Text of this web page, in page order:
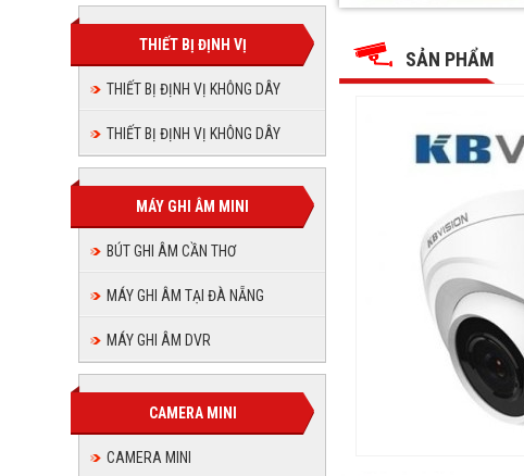
THIẾT BỊ ĐỊNH VỊ
THIẾT BỊ ĐỊNH VỊ KHÔNG DÂY
THIẾT BỊ ĐỊNH VỊ KHÔNG DÂY
MÁY GHI ÂM MINI
BÚT GHI ÂM CẦN THƠ
MÁY GHI ÂM TẠI ĐÀ NẴNG
MÁY GHI ÂM DVR
CAMERA MINI
CAMERA MINI
KX-
C2012C4,
KBVISION
C2012C4
KX-
C2012C4,
Camera
KBVISION
C2012C4
KX-
C2012C4,
Camera
C2012C4
KX-
C2012C4,
Camera
KBVISION
KX-
Camera
KBVISION
KX-
KX-
Camera
KBVISION
C2012C4
SẢN PHẨM